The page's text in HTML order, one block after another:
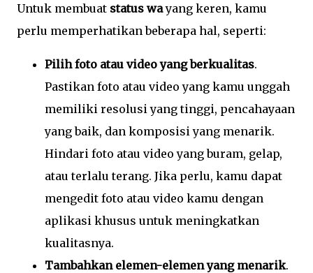
Untuk membuat status wayang keren, kamu
perlu memperhatikan beberapa hal, seperti:
Pilih foto atau video yang berkualitas.
Pastikan foto atau video yang kamu unggah
memiliki resolusi yang tinggi, pencahayaan
yang baik, dan komposisi yang menarik.
Hindari foto atau video yang buram, gelap,
atau terlalu terang. Jika perlu, kamu dapat
mengedit foto atau video kamu dengan
aplikasi khusus untuk meningkatkan
kualitasnya.
Tambahkan elemen-elemen yang menarik.